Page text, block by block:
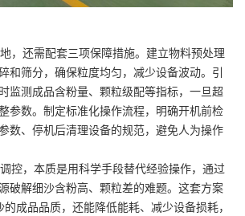
，还需配套三项保障措施。建立物料预处理
和筛分，确保粒度均匀，减少设备波动。引
监测成品含粉量、颗粒级配等指标，一旦超
参数。制定标准化操作流程，明确开机前检
数、停机后清理设备的规范，避免人为操作
控，本质是用科学手段替代经验操作，通过
破解细沙含粉高、颗粒差的难题。这套方案
成品品质，还能降低能耗、减少设备损耗，